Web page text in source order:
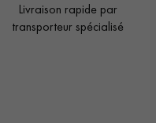
Livraison rapide par
transporteur spécialisé